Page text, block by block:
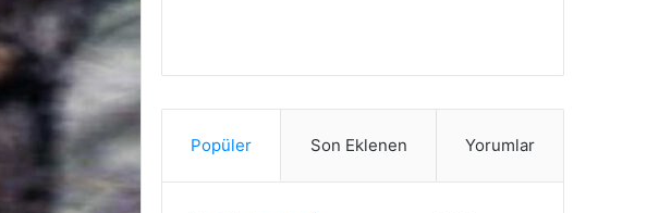
Popüler Son Eklenen Yorumlar